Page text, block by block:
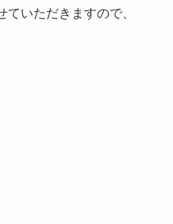
いただきますので、